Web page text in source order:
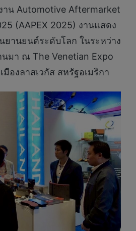
าน Automotive Aftermarket
(AAPEX 2025) งานแสดง
านยนต์ระดับโลก ในระหว่าง
มา ณ The Venetian Expo
มืองลาสเวกัส สหรัฐอเมริกา